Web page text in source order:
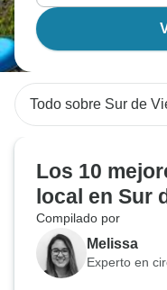
Todo sobre Sur de
Los 10
local en Sur
Compilado por
Melissa
Experto en